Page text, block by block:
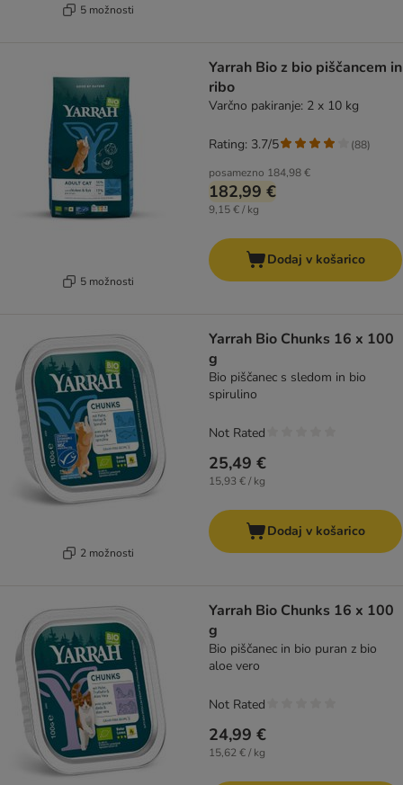
5 možnosti
5 možnosti
Yarrah Bio z bio piščancem in
ribo
Varčno pakiranje: 2 x 10 kg
posamezno 184,98 €
182,99 €
9,15 € / kg
Rating: 3.7/5 (88)
Dodaj v košarico
2 možnosti
Yarrah Bio Chunks 16 x 100
g
Bio piščanec s sledom in bio
spirulino
25,49 €
15,93 € / kg
Not Rated
Dodaj v košarico
Yarrah Bio Chunks 16 x 100
g
Bio piščanec in bio puran z bio
aloe vero
24,99 €
15,62 € / kg
Not Rated